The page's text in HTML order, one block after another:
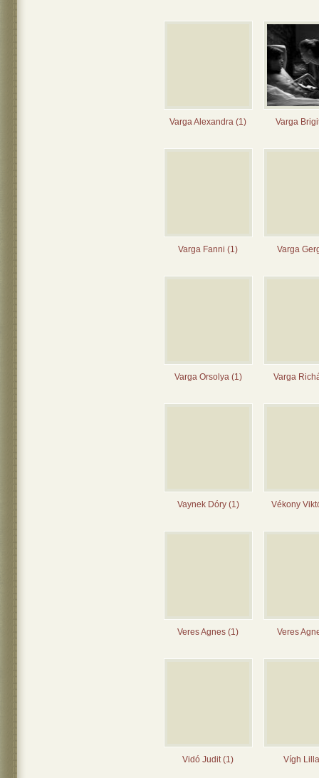
Varga Alexandra (1) Varga
Varga Fanni (1) Varga
Varga Orsolya (1) Varga
Vaynek Dóry (1) Vékony
Veres Agnes (1) Veres
Vidó Judit (1) Vígh